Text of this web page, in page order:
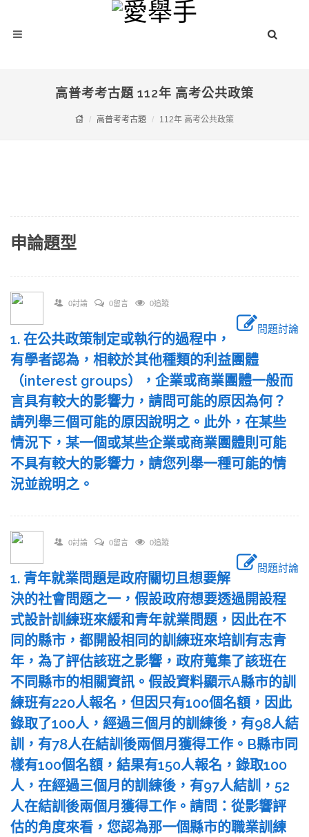
高普考考古題 112年 高考公共政策
高普考考古題 112年 高考公共政策
申論題型
0討論 0留言 0追蹤
問題討論
1. 在公共政策制定或執行的過程中，
有學者認為，相較於其他種類的利益團體
（interest groups），企業或商業團體一般而
言具有較大的影響力，請問可能的原因為何？
請列舉三個可能的原因說明之。此外，在某些
情況下，某一個或某些企業或商業團體則可能
不具有較大的影響力，請您列舉一種可能的情
況並說明之。
0討論 0留言 0追蹤
問題討論
1. 青年就業問題是政府關切且想要解
決的社會問題之一，假設政府想要透過開設程
式設計訓練班來緩和青年就業問題，因此在不
同的縣市，都開設相同的訓練班來培訓有志青
年，為了評估該班之影響，政府蒐集了該班在
不同縣市的相關資訊。假設資料顯示A縣市的訓
練班有220人報名，但因只有100個名額，因此
錄取了100人，經過三個月的訓練後，有98人結
訓，有78人在結訓後兩個月獲得工作。B縣市同
樣有100個名額，結果有150人報名，錄取100
人，在經過三個月的訓練後，有97人結訓，52
人在結訓後兩個月獲得工作。請問：從影響評
估的角度來看，您認為那一個縣市的職業訓練